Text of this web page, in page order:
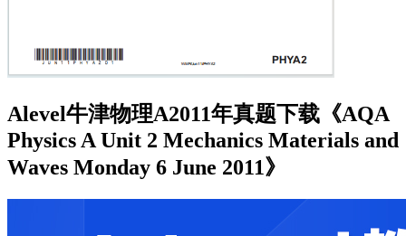
Alevel牛津物理A2011年真题下载《AQA
Physics A Unit 2 Mechanics Materials and
Waves Monday 6 June 2011》